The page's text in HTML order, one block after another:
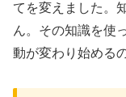
てを変えました。
ん。その知識を使
動が変わり始める